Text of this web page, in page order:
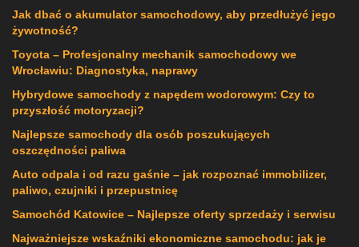
Jak dbać o akumulator samochodowy, aby przedłużyć jego
żywotność?
Toyota – Profesjonalny mechanik samochodowy we
Wrocławiu: Diagnostyka, naprawy
Hybrydowe samochody z napędem wodorowym: Czy to
przyszłość motoryzacji?
Najlepsze samochody dla osób poszukujących
oszczędności paliwa
Auto odpala i od razu gaśnie – jak rozpoznać immobilizer,
paliwo, czujniki i przepustnicę
Samochód Katowice – Najlepsze oferty sprzedaży i serwisu
Najważniejsze wskaźniki ekonomiczne samochodu: jak je